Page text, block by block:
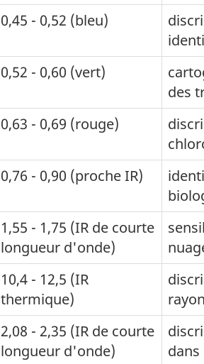
0,45 - 0,52 (bleu)
0,52 - 0,60 (vert)
des
0,63 - 0,69 (rouge)
0,76 - 0,90 (proche IR)
1,55 - 1,75 (IR de courte
longueur d'onde)
10,4 - 12,5 (IR
thermique)
2,08 - 2,35 (IR de courte
longueur d'onde)